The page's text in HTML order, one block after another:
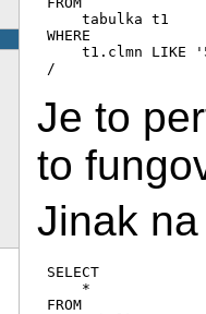
    tabulka t1
WHERE
t1.clmn LIKE
Je to
to
Jinak
SELECT
    *
FROM